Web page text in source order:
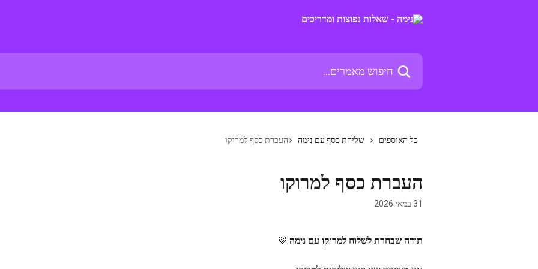
חיפוש מאמרים...
כל האוספים שליחת כסף עם נימה העברת כסף למרוקו
העברת כסף למרוקו
31 במאי 2026
תודה שבחרת לשלוח למרוקו עם נימה 💜